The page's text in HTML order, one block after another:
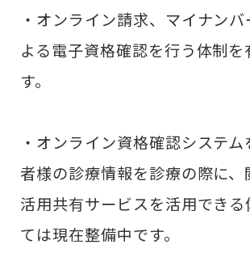
・オンライン請求、マイナン
よる電子資格確認を行う体制を
す。
・オンライン資格確認システ
者様の診療情報を診療の際に、
活用共有サービスを活用でき
ては現在整備中です。